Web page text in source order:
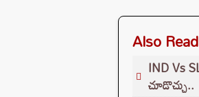
Also Read
IND Vs
చూడొచ్చు..